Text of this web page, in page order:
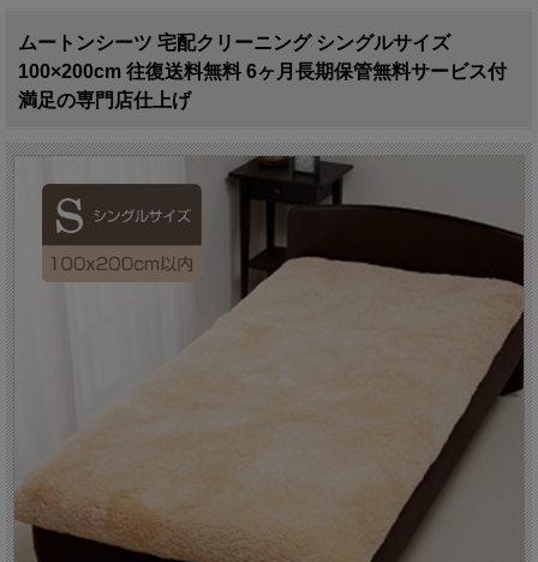
ムートンシーツ 宅配クリーニング シングルサイズ
100×200cm 往復送料無料 6ヶ月長期保管無料サービス付
満足の専門店仕上げ